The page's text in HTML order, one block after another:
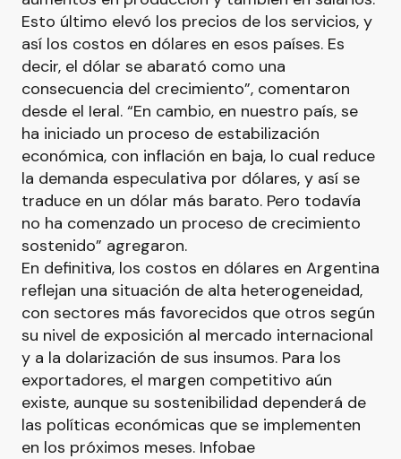
Esto último elevó los precios de los servicios, y
así los costos en dólares en esos países. Es
decir, el dólar se abarató como una
consecuencia del crecimiento”, comentaron
desde el Ieral. “En cambio, en nuestro país, se
ha iniciado un proceso de estabilización
económica, con inflación en baja, lo cual reduce
la demanda especulativa por dólares, y así se
traduce en un dólar más barato. Pero todavía
no ha comenzado un proceso de crecimiento
sostenido” agregaron.
En definitiva, los costos en dólares en Argentina
reflejan una situación de alta heterogeneidad,
con sectores más favorecidos que otros según
su nivel de exposición al mercado internacional
y a la dolarización de sus insumos. Para los
exportadores, el margen competitivo aún
existe, aunque su sostenibilidad dependerá de
las políticas económicas que se implementen
en los próximos meses. Infobae